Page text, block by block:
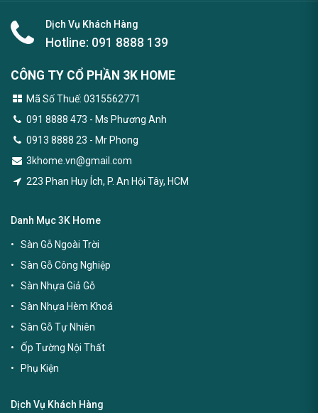
Dịch Vụ Khách Hàng
Hotline: 091 8888 139
CÔNG TY CỔ PHẦN 3K HOME
Mã Số Thuế: 0315562771
091 8888 473 - Ms Phương Anh
0913 8888 23 - Mr Phong
3khome.vn@gmail.com
223 Phan Huy Ích, P. An Hội Tây, HCM
Danh Mục 3K Home
Sàn Gỗ Ngoài Trời
Sàn Gỗ Công Nghiệp
Sàn Nhựa Giả Gỗ
Sàn Nhựa Hèm Khoá
Sàn Gỗ Tự Nhiên
Ốp Tường Nội Thất
Phụ Kiện
Dịch Vụ Khách Hàng